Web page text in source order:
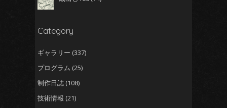
Category
ギャラリー (337)
プログラム (25)
制作日誌 (108)
技術情報 (21)